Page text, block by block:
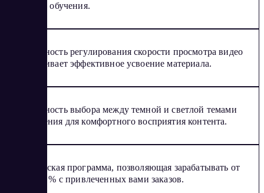
качестве обучения.
Возможность регулирования скорости просмотра видео
обеспечивает эффективное усвоение материала.
Возможность выбора между темной и светлой темами
оформления для комфортного восприятия контента.
Партнерская программа, позволяющая зарабатывать от
30 до 40 % с привлеченных вами заказов.